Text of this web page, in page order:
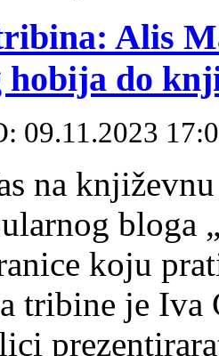
Alis
hobija do
09.11.2023
na
bloga
koju
tribine je